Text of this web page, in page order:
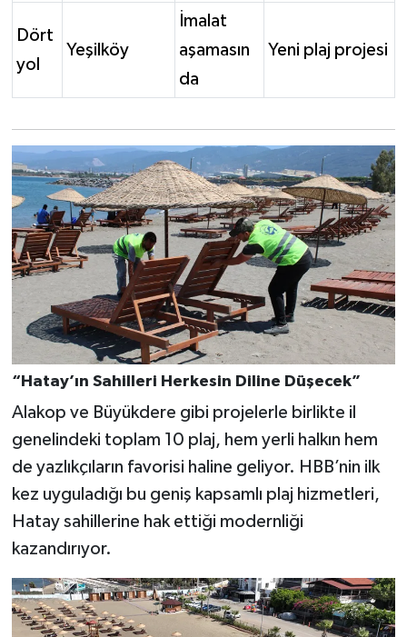
Dört
yol
Yeşilköy
İmalat
aşamasın
da
Yeni plaj projesi
“Hatay’ın Sahilleri Herkesin Diline Düşecek”
Alakop ve Büyükdere gibi projelerle birlikte il
genelindeki toplam 10 plaj, hem yerli halkın hem
de yazlıkçıların favorisi haline geliyor. HBB’nin ilk
kez uyguladığı bu geniş kapsamlı plaj hizmetleri,
Hatay sahillerine hak ettiği modernliği
kazandırıyor.